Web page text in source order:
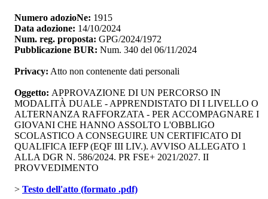
Numero adozioNe: 1915
Data adozione: 14/10/2024
Num. reg. proposta: GPG/2024/1972
Pubblicazione BUR: Num. 340 del 06/11/2024
Privacy: Atto non contenente dati personali
Oggetto: APPROVAZIONE DI UN PERCORSO IN
MODALITÀ DUALE - APPRENDISTATO DI I LIVELLO O
ALTERNANZA RAFFORZATA - PER ACCOMPAGNARE I
GIOVANI CHE HANNO ASSOLTO L'OBBLIGO
SCOLASTICO A CONSEGUIRE UN CERTIFICATO DI
QUALIFICA IEFP (EQF III LIV.). AVVISO ALLEGATO 1
ALLA DGR N. 586/2024. PR FSE+ 2021/2027. II
PROVVEDIMENTO
> Testo dell'atto (formato .pdf)